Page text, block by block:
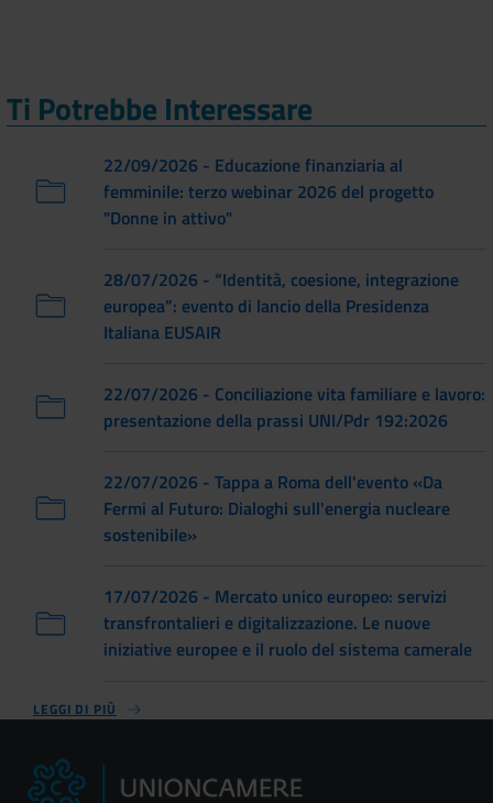
Ti Potrebbe Interessare
22/09/2026 - Educazione finanziaria al
femminile: terzo webinar 2026 del progetto
"Donne in attivo"
28/07/2026 - “Identità, coesione, integrazione
europea”: evento di lancio della Presidenza
Italiana EUSAIR
22/07/2026 - Conciliazione vita familiare e lavoro:
presentazione della prassi UNI/Pdr 192:2026
22/07/2026 - Tappa a Roma dell'evento «Da
Fermi al Futuro: Dialoghi sull'energia nucleare
sostenibile»
17/07/2026 - Mercato unico europeo: servizi
transfrontalieri e digitalizzazione. Le nuove
iniziative europee e il ruolo del sistema camerale
LEGGI DI PIÙ